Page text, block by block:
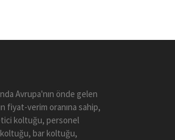
Avrupa'nın önde gelen
fiyat-verim oranına sahip,
koltuğu, personel
bar koltuğu,